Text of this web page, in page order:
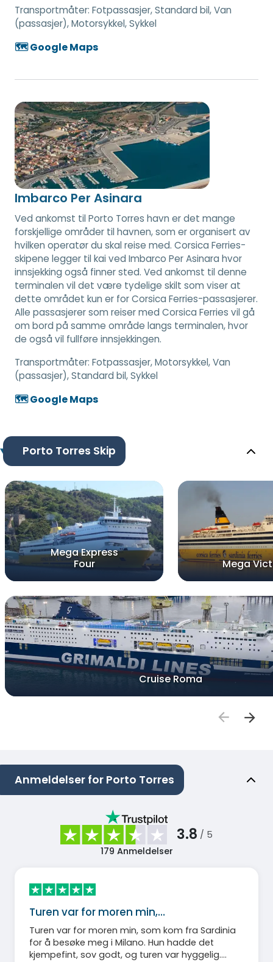
Transportmåter: Fotpassasjer, Standard bil, Van
(passasjer), Motorsykkel, Sykkel
🗺️ Google Maps
Imbarco Per Asinara
Ved ankomst til Porto Torres havn er det mange
forskjellige områder til havnen, som er organisert av
hvilken operatør du skal reise med. Corsica Ferries-
skipene legger til kai ved Imbarco Per Asinara hvor
innsjekking også finner sted. Ved ankomst til denne
terminalen vil det være tydelige skilt som viser at
dette området kun er for Corsica Ferries-passasjerer.
Alle passasjerer som reiser med Corsica Ferries vil gå
om bord på samme område langs terminalen, hvor
de også vil fullføre innsjekkingen.
Transportmåter: Fotpassasjer, Motorsykkel, Van
(passasjer), Standard bil, Sykkel
🗺️ Google Maps
Porto Torres Skip
Mega Express
Four
Mega
Cruise Roma
Anmeldelser for Porto Torres
3.8 / 5
179 Anmeldelser
Turen var for moren min,…
Turen var for moren min, som kom fra Sardinia
for å besøke meg i Milano. Hun hadde det
kjempefint, sov godt, og turen var hyggelig.